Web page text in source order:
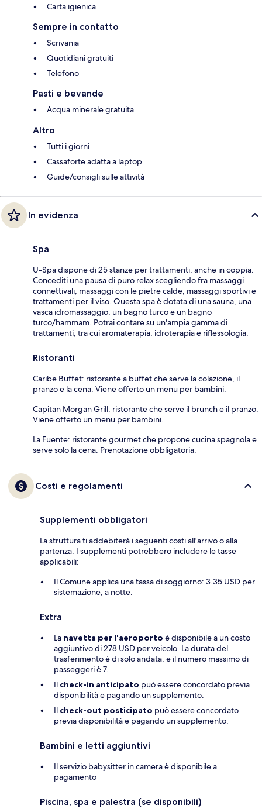
Carta igienica
Sempre in contatto
Scrivania
Quotidiani gratuiti
Telefono
Pasti e bevande
Acqua minerale gratuita
Altro
Tutti i giorni
Cassaforte adatta a laptop
Guide/consigli sulle attività
In evidenza
Spa
U-Spa dispone di 25 stanze per trattamenti, anche in coppia.
Concediti una pausa di puro relax scegliendo fra massaggi
connettivali, massaggi con le pietre calde, massaggi sportivi e
trattamenti per il viso. Questa spa è dotata di una sauna, una
vasca idromassaggio, un bagno turco e un bagno
turco/hammam. Potrai contare su un'ampia gamma di
trattamenti, tra cui aromaterapia, idroterapia e riflessologia.
Ristoranti
Caribe Buffet: ristorante a buffet che serve la colazione, il
pranzo e la cena. Viene offerto un menu per bambini.
Capitan Morgan Grill: ristorante che serve il brunch e il pranzo.
Viene offerto un menu per bambini.
La Fuente: ristorante gourmet che propone cucina spagnola e
serve solo la cena. Prenotazione obbligatoria.
Costi e regolamenti
Supplementi obbligatori
La struttura ti addebiterà i seguenti costi all'arrivo o alla
partenza. I supplementi potrebbero includere le tasse
applicabili:
Il Comune applica una tassa di soggiorno: 3.35 USD per
sistemazione, a notte.
Extra
La navetta per l'aeroporto è disponibile a un costo
aggiuntivo di 278 USD per veicolo. La durata del
trasferimento è di solo andata, e il numero massimo di
passeggeri è 7.
Il check-in anticipato può essere concordato previa
disponibilità e pagando un supplemento.
Il check-out posticipato può essere concordato
previa disponibilità e pagando un supplemento.
Bambini e letti aggiuntivi
Il servizio babysitter in camera è disponibile a
pagamento
Piscina, spa e palestra (se disponibili)